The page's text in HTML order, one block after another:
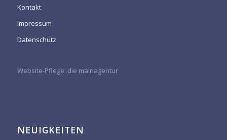
Kontakt
Impressum
Datenschutz
Website-Pflege: die mainagentur
NEUIGKEITEN